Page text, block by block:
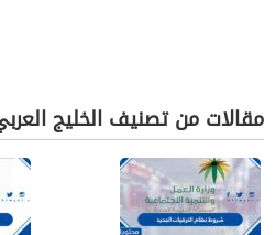
مقالات من تصنيف الخليج